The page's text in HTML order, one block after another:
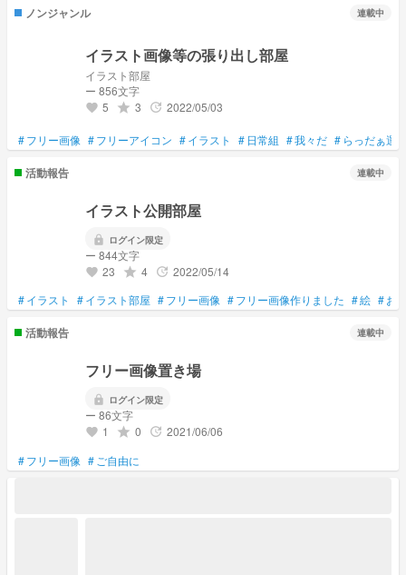
ノンジャンル 連載中
イラスト画像等の張り出し部屋
イラスト部屋
ー 856文字
favorite 5 grade 3 update 2022/05/03
#フリー画像 #フリーアイコン #イラスト # 日常組 #我々だ # らっだぁ運
活動報告 連載中
イラスト公開部屋
lock ログイン限定
ー 844文字
favorite 23 grade 4 update 2022/05/14
#イラスト #イラスト部屋 #フリー画像 #フリー画像作りました #絵 #お
活動報告 連載中
フリー画像置き場
lock ログイン限定
ー 86文字
favorite 1 grade 0 update 2021/06/06
#フリー画像 # ご自由に